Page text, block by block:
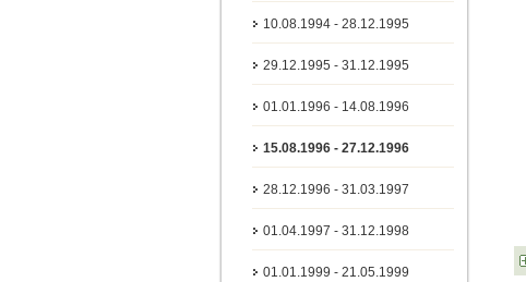
10.08.1994 - 28.12.1995
29.12.1995 - 31.12.1995
01.01.1996 - 14.08.1996
15.08.1996 - 27.12.1996
28.12.1996 - 31.03.1997
01.04.1997 - 31.12.1998
01.01.1999 - 21.05.1999